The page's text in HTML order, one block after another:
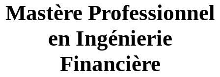
Mastère Professionnel
en Ingénierie
Financière